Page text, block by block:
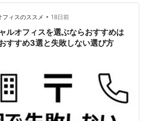
ート コスト・機能・信頼性のバランス
ービス GMOオフィスサポート公式サイ
迷った場合はまずこ…
フィスのススメ • 18日前
ルオフィスを選ぶならおすすめは
すすめ3選と失敗しない選び方